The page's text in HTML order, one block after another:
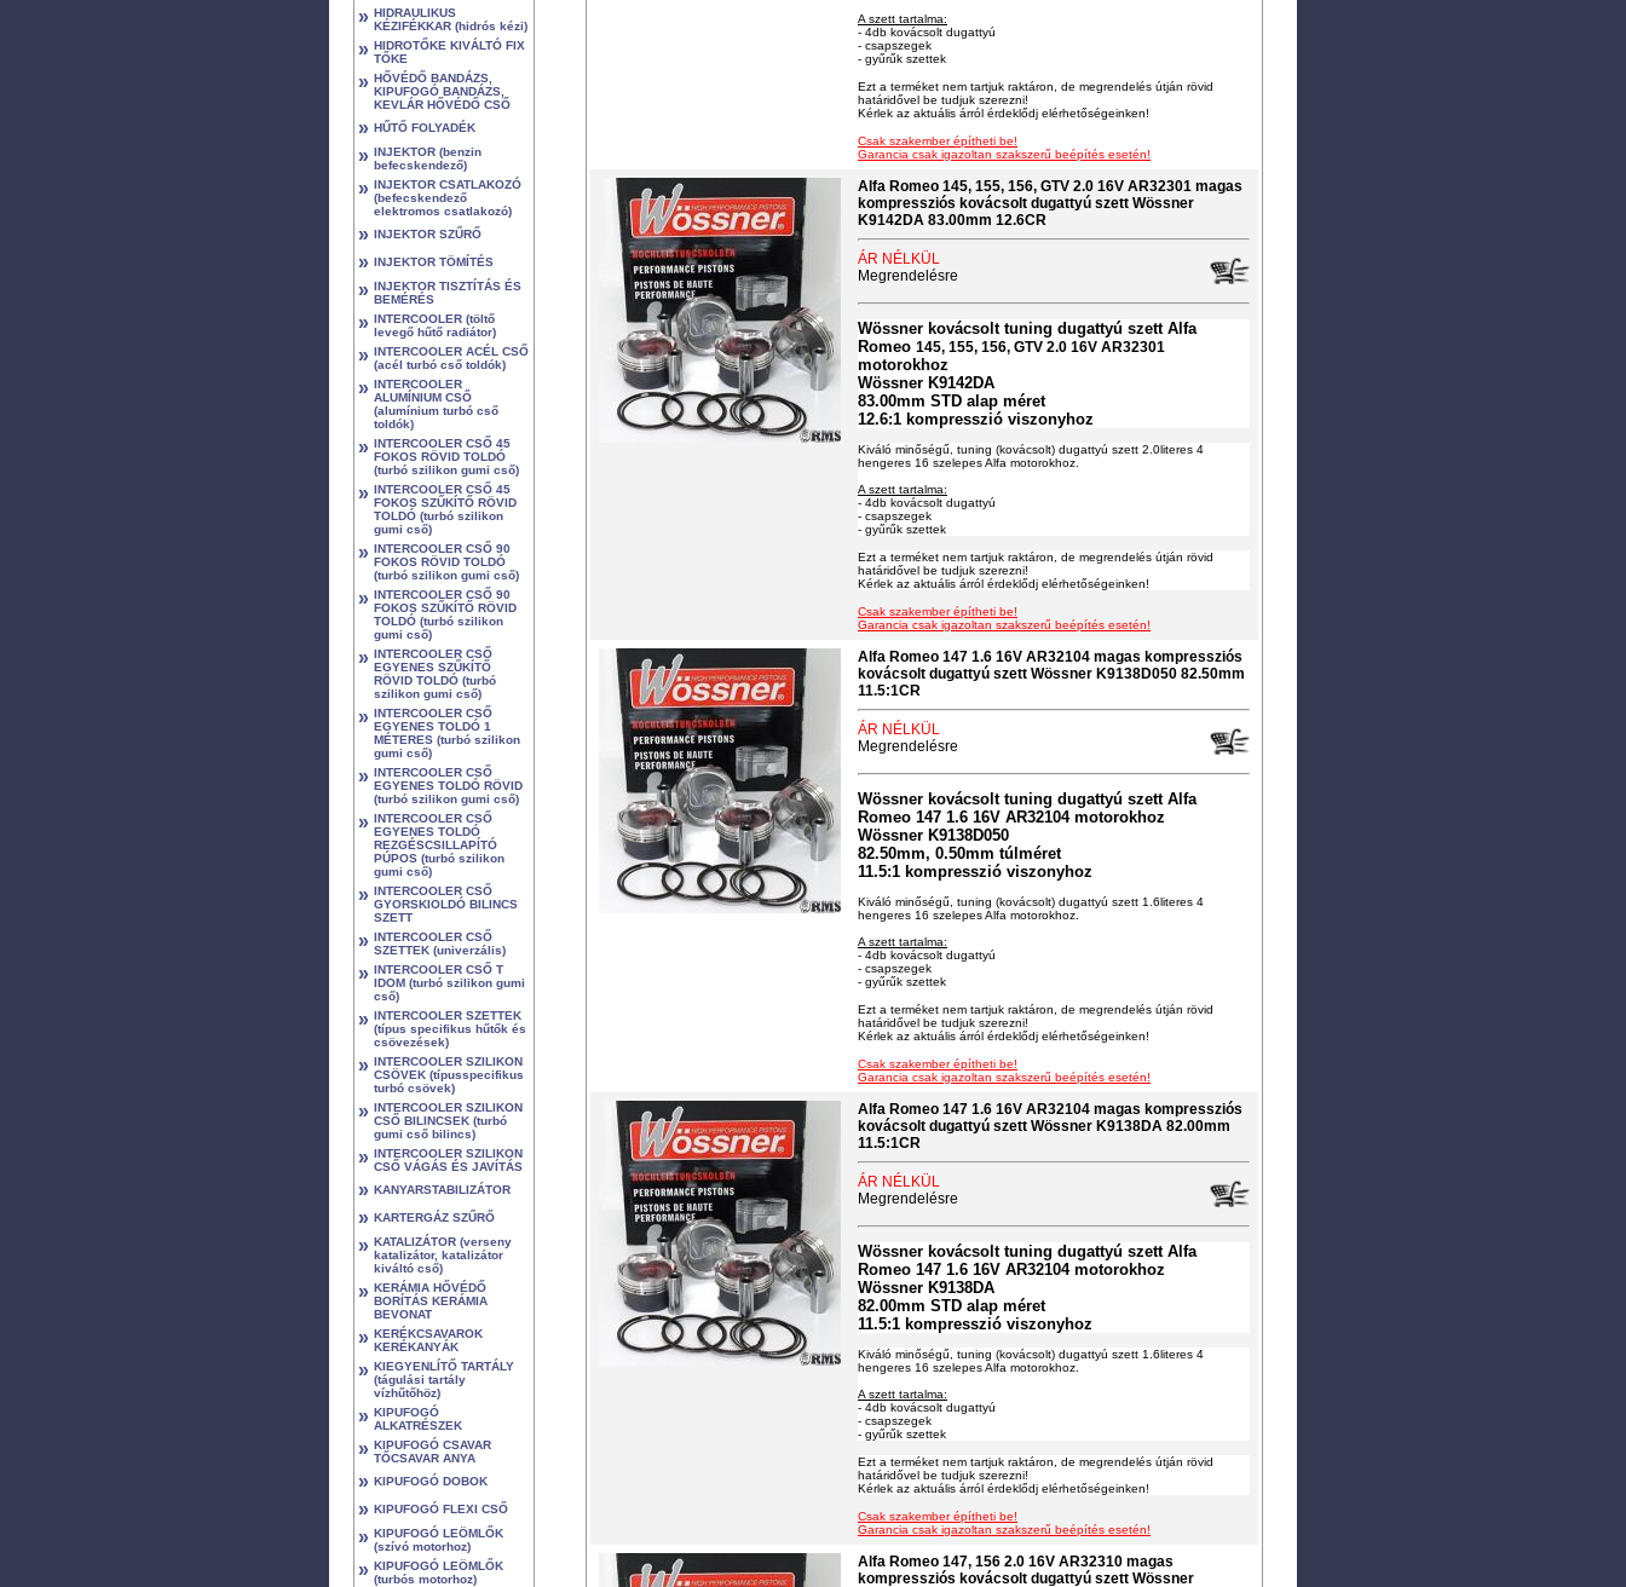
» HIDRAULIKUS
KÉZIFÉKKAR (hidrós kézi)
» HIDROTŐKE KIVÁLTÓ FIX
TŐKE
» HŐVÉDŐ BANDÁZS,
KIPUFOGÓ BANDÁZS,
KEVLÁR HŐVÉDŐ CSŐ
» HŰTŐ FOLYADÉK
» INJEKTOR (benzin
befecskendező)
» INJEKTOR CSATLAKOZÓ
(befecskendező
elektromos csatlakozó)
» INJEKTOR SZŰRŐ
» INJEKTOR TÖMÍTÉS
» INJEKTOR TISZTÍTÁS ÉS
BEMÉRÉS
» INTERCOOLER (töltő
levegő hűtő radiátor)
» INTERCOOLER ACÉL CSŐ
(acél turbó cső toldók)
» INTERCOOLER
ALUMÍNIUM CSŐ
(alumínium turbó cső
toldók)
» INTERCOOLER CSŐ 45
FOKOS RÖVID TOLDÓ
(turbó szilikon gumi cső)
» INTERCOOLER CSŐ 45
FOKOS SZŰKÍTŐ RÖVID
TOLDÓ (turbó szilikon
gumi cső)
» INTERCOOLER CSŐ 90
FOKOS RÖVID TOLDÓ
(turbó szilikon gumi cső)
» INTERCOOLER CSŐ 90
FOKOS SZŰKÍTŐ RÖVID
TOLDÓ (turbó szilikon
gumi cső)
» INTERCOOLER CSŐ
EGYENES SZŰKÍTŐ
RÖVID TOLDÓ (turbó
szilikon gumi cső)
» INTERCOOLER CSŐ
EGYENES TOLDÓ 1
MÉTERES (turbó szilikon
gumi cső)
» INTERCOOLER CSŐ
EGYENES TOLDÓ RÖVID
(turbó szilikon gumi cső)
» INTERCOOLER CSŐ
EGYENES TOLDÓ
REZGÉSCSILLAPÍTÓ
PÚPOS (turbó szilikon
gumi cső)
» INTERCOOLER CSŐ
GYORSKIOLDÓ BILINCS
SZETT
» INTERCOOLER CSŐ
SZETTEK (univerzális)
» INTERCOOLER CSŐ T
IDOM (turbó szilikon gumi
cső)
» INTERCOOLER SZETTEK
(típus specifikus hűtők és
csövezések)
» INTERCOOLER SZILIKON
CSÖVEK (típusspecifikus
turbó csövek)
» INTERCOOLER SZILIKON
CSŐ BILINCSEK (turbó
gumi cső bilincs)
» INTERCOOLER SZILIKON
CSŐ VÁGÁS ÉS JAVÍTÁS
» KANYARSTABILIZÁTOR
» KARTERGÁZ SZŰRŐ
» KATALIZÁTOR (verseny
katalizátor, katalizátor
kiváltó cső)
» KERÁMIA HŐVÉDŐ
BORÍTÁS KERÁMIA
BEVONAT
» KERÉKCSAVAROK
KERÉKANYÁK
» KIEGYENLÍTŐ TARTÁLY
(tágulási tartály
vízhűtőhöz)
» KIPUFOGÓ
ALKATRÉSZEK
» KIPUFOGÓ CSAVAR
TŐCSAVAR ANYA
» KIPUFOGÓ DOBOK
» KIPUFOGÓ FLEXI CSŐ
» KIPUFOGÓ LEÖMLŐK
(szívó motorhoz)
» KIPUFOGÓ LEÖMLŐK
(turbós motorhoz)
A szett tartalma:
- 4db kovácsolt dugattyú
- csapszegek
- gyűrűk szettek
Ezt a terméket nem tartjuk raktáron, de megrendelés útján rövid
határidővel be tudjuk szerezni!
Kérlek az aktuális árról érdeklődj elérhetőségeinken!
Csak szakember építheti be!
Garancia csak igazoltan szakszerű beépítés esetén!
Alfa Romeo 145, 155, 156, GTV 2.0 16V AR32301 magas
kompressziós kovácsolt dugattyú szett Wössner
K9142DA 83.00mm 12.6CR
ÁR NÉLKÜL
Megrendelésre
Wössner kovácsolt tuning dugattyú szett Alfa
Romeo 145, 155, 156, GTV 2.0 16V AR32301
motorokhoz
Wössner K9142DA
83.00mm STD alap méret
12.6:1 kompresszió viszonyhoz
Kiváló minőségű, tuning (kovácsolt) dugattyú szett 2.0literes 4
hengeres 16 szelepes Alfa motorokhoz.
A szett tartalma:
- 4db kovácsolt dugattyú
- csapszegek
- gyűrűk szettek
Ezt a terméket nem tartjuk raktáron, de megrendelés útján rövid
határidővel be tudjuk szerezni!
Kérlek az aktuális árról érdeklődj elérhetőségeinken!
Csak szakember építheti be!
Garancia csak igazoltan szakszerű beépítés esetén!
Alfa Romeo 147 1.6 16V AR32104 magas kompressziós
kovácsolt dugattyú szett Wössner K9138D050 82.50mm
11.5:1CR
ÁR NÉLKÜL
Megrendelésre
Wössner kovácsolt tuning dugattyú szett Alfa
Romeo 147 1.6 16V AR32104 motorokhoz
Wössner K9138D050
82.50mm, 0.50mm túlméret
11.5:1 kompresszió viszonyhoz
Kiváló minőségű, tuning (kovácsolt) dugattyú szett 1.6literes 4
hengeres 16 szelepes Alfa motorokhoz.
A szett tartalma:
- 4db kovácsolt dugattyú
- csapszegek
- gyűrűk szettek
Ezt a terméket nem tartjuk raktáron, de megrendelés útján rövid
határidővel be tudjuk szerezni!
Kérlek az aktuális árról érdeklődj elérhetőségeinken!
Csak szakember építheti be!
Garancia csak igazoltan szakszerű beépítés esetén!
Alfa Romeo 147 1.6 16V AR32104 magas kompressziós
kovácsolt dugattyú szett Wössner K9138DA 82.00mm
11.5:1CR
ÁR NÉLKÜL
Megrendelésre
Wössner kovácsolt tuning dugattyú szett Alfa
Romeo 147 1.6 16V AR32104 motorokhoz
Wössner K9138DA
82.00mm STD alap méret
11.5:1 kompresszió viszonyhoz
Kiváló minőségű, tuning (kovácsolt) dugattyú szett 1.6literes 4
hengeres 16 szelepes Alfa motorokhoz.
A szett tartalma:
- 4db kovácsolt dugattyú
- csapszegek
- gyűrűk szettek
Ezt a terméket nem tartjuk raktáron, de megrendelés útján rövid
határidővel be tudjuk szerezni!
Kérlek az aktuális árról érdeklődj elérhetőségeinken!
Csak szakember építheti be!
Garancia csak igazoltan szakszerű beépítés esetén!
Alfa Romeo 147, 156 2.0 16V AR32310 magas
kompressziós kovácsolt dugattyú szett Wössner